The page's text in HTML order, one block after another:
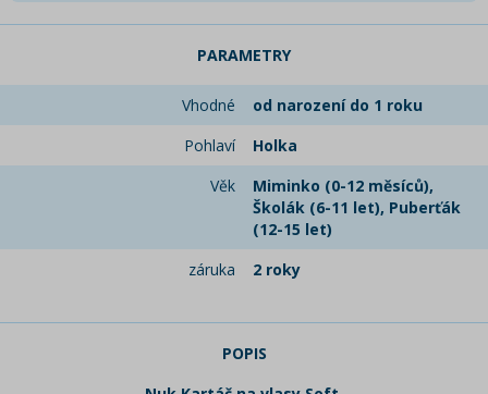
PARAMETRY
Vhodné
od narození do 1 roku
Pohlaví
Holka
Věk
Miminko (0-12 měsíců),
Školák (6-11 let), Puberťák
(12-15 let)
záruka
2 roky
POPIS